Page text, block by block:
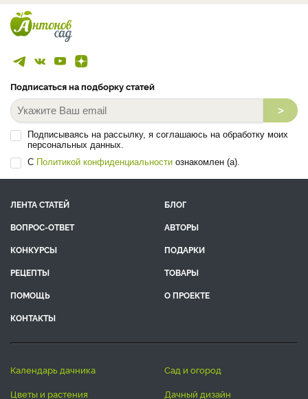
Подписаться на подборку статей
>
Подписываясь на рассылку, я соглашаюсь на обработку моих
персональных данных.
С Политикой конфиденциальности ознакомлен (а).
ЛЕНТА СТАТЕЙ
БЛОГ
ВОПРОС-ОТВЕТ
АВТОРЫ
КОНКУРСЫ
ПОДАРКИ
РЕЦЕПТЫ
ТОВАРЫ
ПОМОЩЬ
О ПРОЕКТЕ
КОНТАКТЫ
календарь дачника
сад и огород
цветы и растения
дачный дизайн